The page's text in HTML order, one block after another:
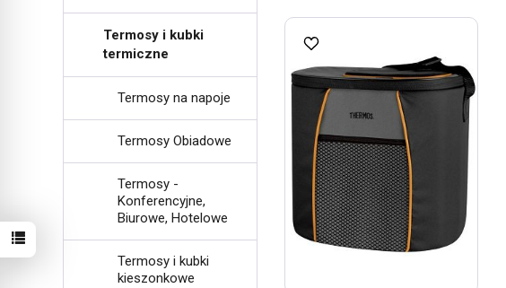
Termosy i kubki
termiczne
Termosy na napoje
Termosy Obiadowe
Termosy -
Konferencyjne,
Biurowe, Hotelowe
Termosy i kubki
kieszonkowe